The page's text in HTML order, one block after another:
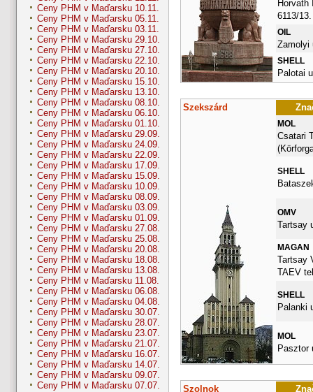
Ceny PHM v Maďarsku 10.11.
Ceny PHM v Maďarsku 05.11.
Ceny PHM v Maďarsku 03.11.
Ceny PHM v Maďarsku 29.10.
Ceny PHM v Maďarsku 27.10.
Ceny PHM v Maďarsku 22.10.
Ceny PHM v Maďarsku 20.10.
Ceny PHM v Maďarsku 15.10.
Ceny PHM v Maďarsku 13.10.
Ceny PHM v Maďarsku 08.10.
Ceny PHM v Maďarsku 06.10.
Ceny PHM v Maďarsku 01.10.
Ceny PHM v Maďarsku 29.09.
Ceny PHM v Maďarsku 24.09.
Ceny PHM v Maďarsku 22.09.
Ceny PHM v Maďarsku 17.09.
Ceny PHM v Maďarsku 15.09.
Ceny PHM v Maďarsku 10.09.
Ceny PHM v Maďarsku 08.09.
Ceny PHM v Maďarsku 03.09.
Ceny PHM v Maďarsku 01.09.
Ceny PHM v Maďarsku 27.08.
Ceny PHM v Maďarsku 25.08.
Ceny PHM v Maďarsku 20.08.
Ceny PHM v Maďarsku 18.08.
Ceny PHM v Maďarsku 13.08.
Ceny PHM v Maďarsku 11.08.
Ceny PHM v Maďarsku 06.08.
Ceny PHM v Maďarsku 04.08.
Ceny PHM v Maďarsku 30.07.
Ceny PHM v Maďarsku 28.07.
Ceny PHM v Maďarsku 23.07.
Ceny PHM v Maďarsku 21.07.
Ceny PHM v Maďarsku 16.07.
Ceny PHM v Maďarsku 14.07.
Ceny PHM v Maďarsku 09.07.
Ceny PHM v Maďarsku 07.07.
Horvath
6113/13.
OIL
Zamolyi
SHELL
Palotai
Szekszárd
MOL
Csatari
SHELL
OMV
Tartsay
MAGAN
Tartsay
TAEV
SHELL
Palanki
MOL
Pasztor
Szolnok